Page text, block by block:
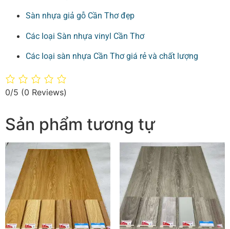
Sàn nhựa giả gỗ Cần Thơ đẹp
Các loại Sàn nhựa vinyl Cần Thơ
Các loại sàn nhựa Cần Thơ giá rẻ và chất lượng
0/5 (0 Reviews)
Sản phẩm tương tự